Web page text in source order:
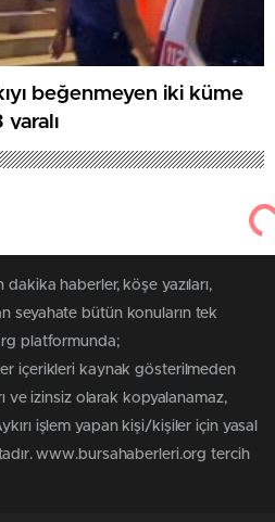
beğenmeyen iki küme
yaralı
dakika haberler, köşe yazıları,
seyahate bütün konuların tek
platformunda;
içerikleri kaynak gösterilmeden
ve izinsiz olarak kopyalanamaz,
işlem yapan kişi/kişiler için yasal
www.bursahaberleri.org tercih